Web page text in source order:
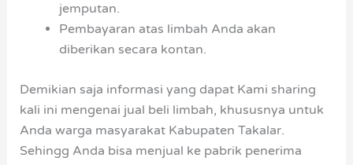
jemputan.
Pembayaran atas limbah Anda akan
diberikan secara kontan.
Demikian saja informasi yang dapat Kami sharing
kali ini mengenai jual beli limbah, khususnya untuk
Anda warga masyarakat Kabupaten Takalar.
Sehingg Anda bisa menjual ke pabrik penerima